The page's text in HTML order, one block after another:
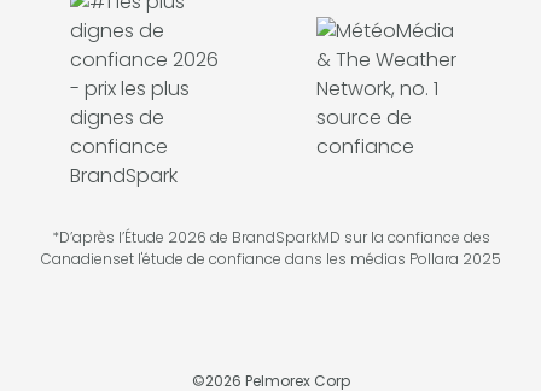
*D’après l’Étude 2026 de BrandSparkMD sur la confiance des
Canadienset l'étude de confiance dans les médias Pollara 2025
©2026 Pelmorex Corp